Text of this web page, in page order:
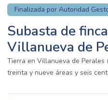
Finalizada por Autoridad
Subasta de
Villanueva de
Tierra en Villanueva de Perales
treinta y nueve áreas y seis